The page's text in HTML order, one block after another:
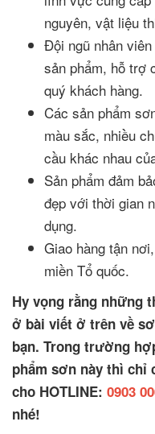
nguyên, vật liệu
Đội ngũ nhân
sản phẩm, hỗ trợ
quý khách hàng.
Các sản phẩm
màu sắc, nhiều
cầu khác nhau
Sản phẩm đảm
đẹp với thời gian
dụng.
Giao hàng tận
miền Tổ quốc.
Hy vọng rằng những
ở bài viết ở trên về
bạn. Trong trường
phẩm sơn này thì chỉ
cho HOTLINE: 0903
nhé!